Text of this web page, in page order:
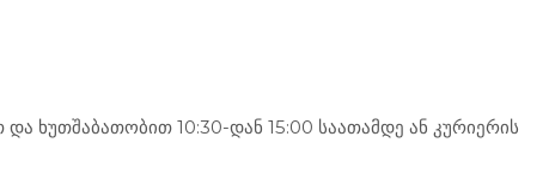
ხუთშაბათობით 10:30-დან 15:00 საათამდე ან კურიერის